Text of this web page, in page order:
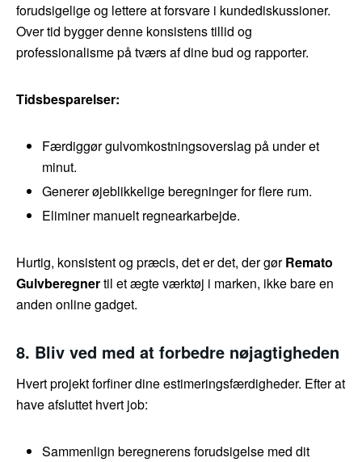
forudsigelige og lettere at forsvare i kundediskussioner.
Over tid bygger denne konsistens tillid og
professionalisme på tværs af dine bud og rapporter.
Tidsbesparelser:
Færdiggør gulvomkostningsoverslag på under et
minut.
Generer øjeblikkelige beregninger for flere rum.
Eliminer manuelt regnearkarbejde.
Hurtig, konsistent og præcis, det er det, der gørRemato
Gulvberegnertil et ægte værktøj i marken, ikke bare en
anden online gadget.
8. Bliv ved med at forbedre nøjagtigheden
Hvert projekt forfiner dine estimeringsfærdigheder. Efter at
have afsluttet hvert job:
Sammenlign beregnerens forudsigelse med dit